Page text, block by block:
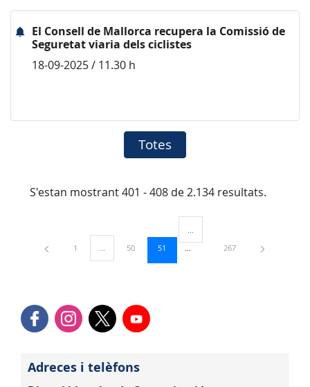
El Consell de Mallorca recupera la Comissió de
Seguretat viaria dels ciclistes
18-09-2025 / 11.30 h
Totes
S'estan mostrant 401 - 408 de 2.134 resultats.
Pàgina
1 ...Pàgines intermèdies Utilitzeu TAB per navegar.
Pàgina
50 Pàgina
51
Pàgines intermèdies Utilitzeu
Pàgina
267
Adreces i telèfons